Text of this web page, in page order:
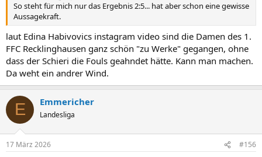
So steht für mich nur das Ergebnis 2:5... hat aber schon eine gewisse
Aussagekraft.
laut Edina Habivovics instagram video sind die Damen des 1.
FFC Recklinghausen ganz schön "zu Werke" gegangen, ohne
dass der Schieri die Fouls geahndet hätte. Kann man machen.
Da weht ein andrer Wind.
E Emmericher
Landesliga
17 März 2026 #156